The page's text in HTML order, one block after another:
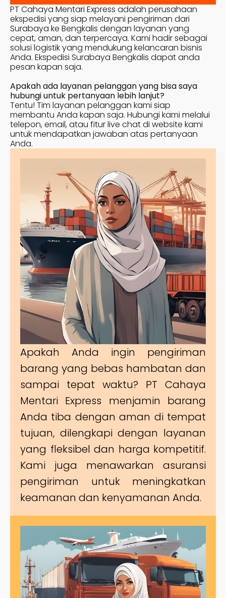
PT Cahaya Mentari Express adalah perusahaan
ekspedisi yang siap melayani pengiriman dari
Surabaya ke Bengkalis dengan layanan yang
cepat, aman, dan terpercaya. Kami hadir sebagai
solusi logistik yang mendukung kelancaran bisnis
Anda. Ekspedisi Surabaya Bengkalis dapat anda
pesan kapan saja.
Apakah ada layanan pelanggan yang bisa saya
hubungi untuk pertanyaan lebih lanjut?
Tentu! Tim layanan pelanggan kami siap
membantu Anda kapan saja. Hubungi kami melalui
telepon, email, atau fitur live chat di website kami
untuk mendapatkan jawaban atas pertanyaan
Anda.
Apakah Anda ingin pengiriman
barang yang bebas hambatan dan
sampai tepat waktu? PT Cahaya
Mentari Express menjamin barang
Anda tiba dengan aman di tempat
tujuan, dilengkapi dengan layanan
yang fleksibel dan harga kompetitif.
Kami juga menawarkan asuransi
pengiriman untuk meningkatkan
keamanan dan kenyamanan Anda.